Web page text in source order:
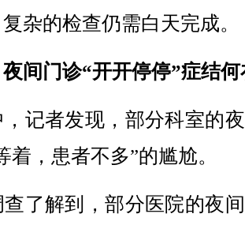
杂的检查仍需白天完成。
夜间门诊“开开停停”症结
者发现，部分科室的
着，患者不多”的尴尬。
解到，部分医院的夜